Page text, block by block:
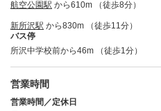
航空公園駅 から610m （徒歩8分）
新所沢駅 から830m （徒歩11分）
バス停
所沢中学校前から46m （徒歩1分）
営業時間
営業時間／定休日